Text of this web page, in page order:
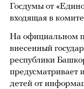
Госдумы от
входящая в
На официальном
внесенный
республики
предусматривает
детей от